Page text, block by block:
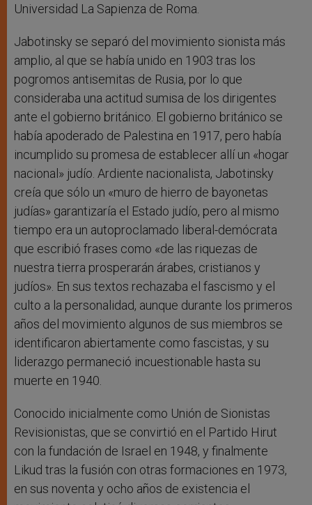
Universidad La Sapienza de Roma.
Jabotinsky se separó del movimiento sionista más
amplio, al que se había unido en 1903 tras los
pogromos antisemitas de Rusia, por lo que
consideraba una actitud sumisa de los dirigentes
ante el gobierno británico. El gobierno británico se
había apoderado de Palestina en 1917, pero había
incumplido su promesa de establecer allí un «hogar
nacional» judío. Ardiente nacionalista, Jabotinsky
creía que sólo un «muro de hierro de bayonetas
judías» garantizaría el Estado judío, pero al mismo
tiempo era un autoproclamado liberal-demócrata
que escribió frases como «de las riquezas de
nuestra tierra prosperarán árabes, cristianos y
judíos». En sus textos rechazaba el fascismo y el
culto a la personalidad, aunque durante los primeros
años del movimiento algunos de sus miembros se
identificaron abiertamente como fascistas, y su
liderazgo permaneció incuestionable hasta su
muerte en 1940.
Conocido inicialmente como Unión de Sionistas
Revisionistas, que se convirtió en el Partido Hirut
con la fundación de Israel en 1948, y finalmente
Likud tras la fusión con otras formaciones en 1973,
en sus noventa y ocho años de existencia el